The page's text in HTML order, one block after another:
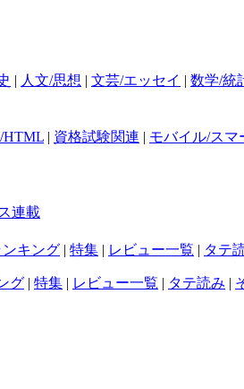
| 人文/思想 | 文芸/エッセイ | 数学/統
HTML | 資格試験関連 | モバイル/スマ
連載
ンキング | 特集 | レビュー一覧 | タテ
グ | 特集 | レビュー一覧 | タテ読み |